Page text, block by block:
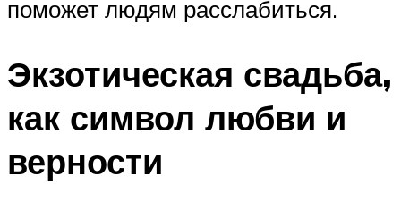
поможет людям расслабиться.
Экзотическая свадьба,
как символ любви и
верности